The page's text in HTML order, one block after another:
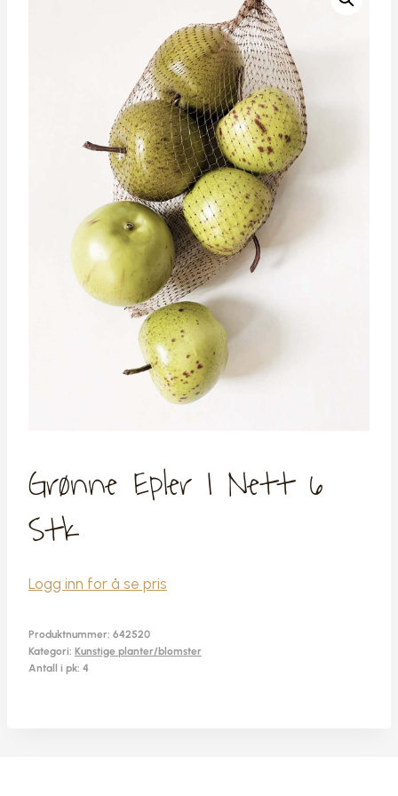
Grønne Epler I Nett 6
Stk
Logg inn for å se pris
Produktnummer: 642520
Kategori: Kunstige planter/blomster
Antall i pk: 4